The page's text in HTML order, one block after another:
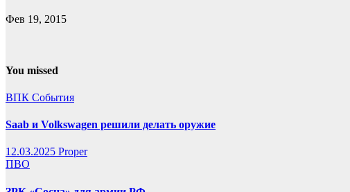
Фев 19, 2015
You missed
ВПК События
Saab и Volkswagen решили делать оружие
12.03.2025 Proper
ПВО